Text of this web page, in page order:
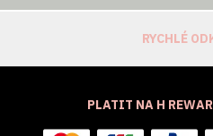
RYCHLÉ
PLATIT NA H